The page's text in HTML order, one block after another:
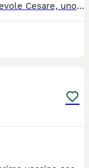
Cerca una famiglia responsabile e amorevole Cesare, uno splendido gattino maschio di circa 7-8 mesi (nato indicativamente tra novembre e dicembre scorsi). Nelle foto può sembrare più grande soltanto perché gli scatti sono stati fatti molto da vicino, ma è ancora un cucciolone. Cesare si cede in regalo esclusivamente a veri amanti degli animali, persone serie che sappiano prendersene cura con la dovuta attenzione e rispetto. Si precisa che l'adozione non è destinata a famiglie che cercano semplicemente un "giocattolo" per bambini, ma a chi desidera accogliere un nuovo membro in famiglia a tutti gli effetti. Il gattino deve ancora effettuare il percorso sanitario di base (sverminazione e vaccinazioni), che sarà a carico del nuovo proprietario. Si cede gratuitamente previa conoscitiva. Se siete persone realmente motivate e desiderate offrire a Cesare una vita serena e ricca d'affetto, potete contattarmi al numero 334 9355649. Si richiede la massima serietà.